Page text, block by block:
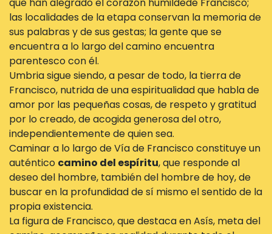
que han alegrado el corazón humildede Francisco;
las localidades de la etapa conservan la memoria de
sus palabras y de sus gestas; la gente que se
encuentra a lo largo del camino encuentra
parentesco con él.
Umbria sigue siendo, a pesar de todo, la tierra de
Francisco, nutrida de una espiritualidad que habla de
amor por las pequeñas cosas, de respeto y gratitud
por lo creado, de acogida generosa del otro,
independientemente de quien sea.
Caminar a lo largo de Vía de Francisco constituye un
auténtico camino del espíritu, que responde al
deseo del hombre, también del hombre de hoy, de
buscar en la profundidad de sí mismo el sentido de la
propia existencia.
La figura de Francisco, que destaca en Asís, meta del